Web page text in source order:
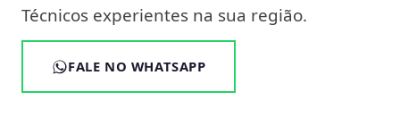
Técnicos experientes na sua região.
FALE NO WHATSAPP